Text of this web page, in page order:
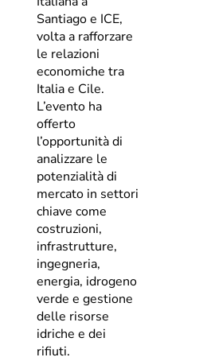
Santiago e ICE,
volta a rafforzare
le relazioni
economiche tra
Italia e Cile.
L’evento ha
offerto
l’opportunità di
analizzare le
potenzialità di
mercato in settori
chiave come
costruzioni,
infrastrutture,
ingegneria,
energia, idrogeno
verde e gestione
delle risorse
idriche e dei
rifiuti.